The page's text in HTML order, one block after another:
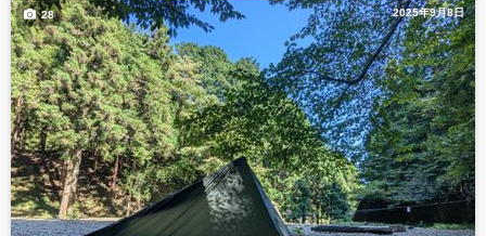
2025年9月8日
28